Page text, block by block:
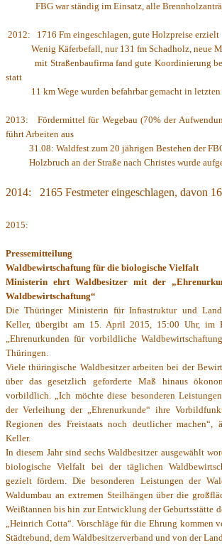
FBG war ständig im Einsatz, alle
2012: 1716 Fm eingeschlagen, gute Holzpreise erzielt
Wenig Käferbefall, nur 131 fm Schadholz, neue
mit Straßenbaufirma fand gute Koordinierung
statt
11 km Wege wurden befahrbar gemacht in letzten
2013: Fördermittel für Wegebau (70% der
führt Arbeiten aus
31.08: Waldfest zum 20 jährigen Bestehen der
Holzbruch an der Straße nach Christes wurde
2014: 2165 Festmeter eingeschlagen, davon
2015:
Pressemitteilung
Waldbewirtschaftung für die biologische Vielfalt
Ministerin ehrt Waldbesitzer mit der
Waldbewirtschaftung“
Die Thüringer Ministerin für Infrastruktur und
Keller, übergibt am 15. April 2015, 15:00 Uhr, im
„Ehrenurkunden für vorbildliche
Thüringen.
Viele thüringische Waldbesitzer arbeiten bei der
über das gesetzlich geforderte Maß hinaus
vorbildlich. „Ich möchte diese besonderen
der Verleihung der „Ehrenurkunde“ ihre
Regionen des Freistaats noch deutlicher machen“,
Keller.
In diesem Jahr sind sechs Waldbesitzer ausgewählt
biologische Vielfalt bei der täglichen
gezielt fördern. Die besonderen Leistungen der
Waldumbau an extremen Steilhängen über die
Weißtannen bis hin zur Entwicklung der Geburtsstätte
„Heinrich Cotta“. Vorschläge für die Ehrung kommen
Städtebund, dem Waldbesitzerverband und von der